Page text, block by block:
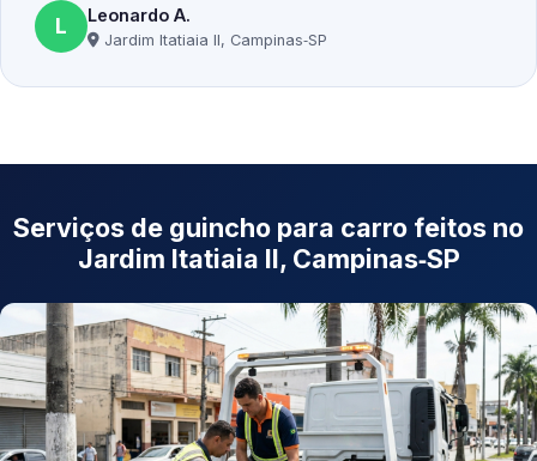
L Leonardo A.
Jardim Itatiaia II, Campinas‑SP
Serviços de guincho para carro feitos no
Jardim Itatiaia II, Campinas‑SP